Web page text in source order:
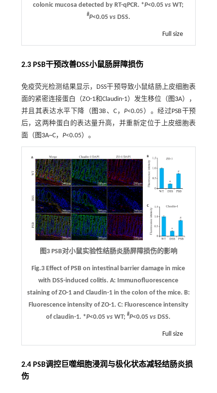
colonic mucosa detected by RT-qPCR. *P<0.05vs WT;
#P<0.05 vsDSS.
Full size
2.3 PSB干预改善DSS小鼠肠屏障损伤
免疫荧光检测结果显示，DSS干预导致小鼠结肠上皮细胞表
面的紧密连接蛋白（ZO-1和Claudin-1）发生移位（ 图3A），
并且其表达水平下降（ 图3B、C，P<0.05）。经过PSB干预
后，这两种蛋白的表达量升高，并重新定位于上皮细胞表
面（ 图3A~C， P<0.05）。
图3 PSB对小鼠实验性结肠炎肠屏障损伤的影响
Fig.3 Effect of PSB on intestinal barrier damage in mice
with DSS-induced colitis.A: Immunofluorescence
staining of ZO-1 and Claudin-1 in the colon of the mice. B:
Fluorescence intensity of ZO-1. C: Fluorescence intensity
of claudin-1. *P<0.05vs WT;#P<0.05vs DSS.
Full size
2.4 PSB调控巨噬细胞浸润与极化状态减轻结肠炎损
伤